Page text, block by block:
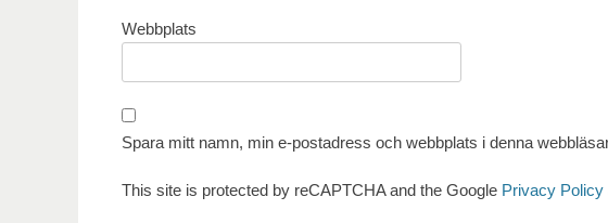
Webbplats
Spara mitt namn, min e-postadress och webbplats i denna
This site is protected by reCAPTCHA and the Google Privacy Policy